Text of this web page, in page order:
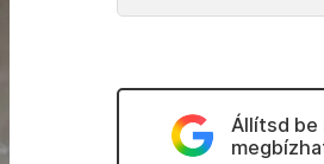
Állítsd be